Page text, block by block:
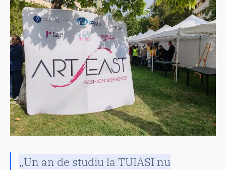
„Un an de studiu la TUIASI nu